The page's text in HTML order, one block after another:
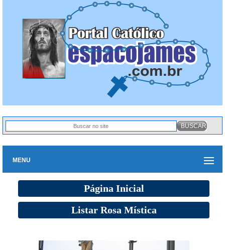
MENU
Página Inicial
Listar Rosa Mística